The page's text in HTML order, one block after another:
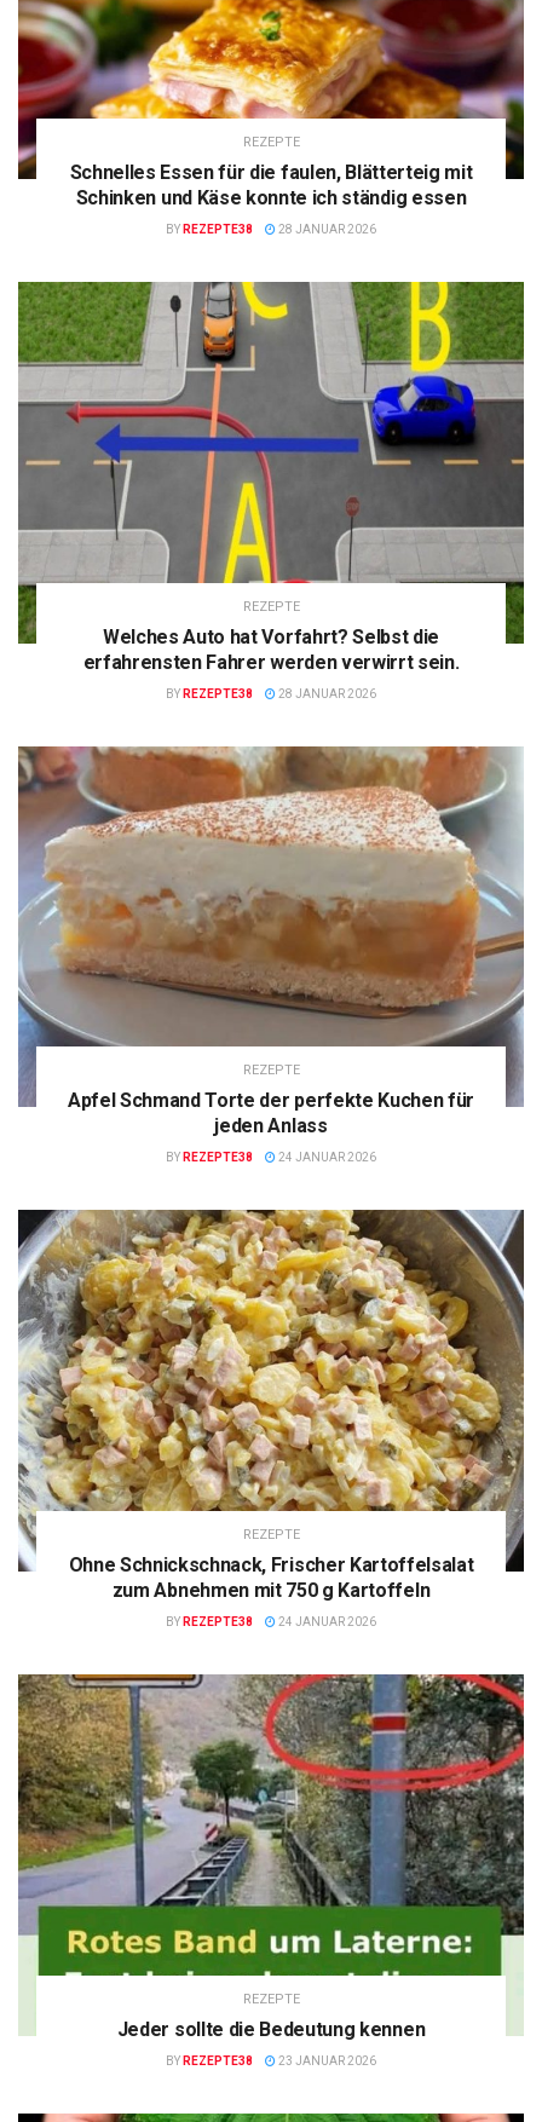
REZEPTE
Schnelles Essen für die faulen, Blätterteig mit
Schinken und Käse konnte ich ständig essen
BY REZEPTE38 28 JANUAR 2026
REZEPTE
Welches Auto hat Vorfahrt? Selbst die
erfahrensten Fahrer werden verwirrt sein.
BY REZEPTE38 28 JANUAR 2026
REZEPTE
Apfel Schmand Torte der perfekte Kuchen für
jeden Anlass
BY REZEPTE38 24 JANUAR 2026
REZEPTE
Ohne Schnickschnack, Frischer Kartoffelsalat
zum Abnehmen mit 750 g Kartoffeln
BY REZEPTE38 24 JANUAR 2026
REZEPTE
Jeder sollte die Bedeutung kennen
BY REZEPTE38 23 JANUAR 2026